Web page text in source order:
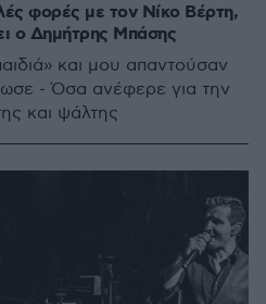
φορές με τον Νίκο Βέρτη,
ο Δημήτρης Μπάσης
και μου απαντούσαν
- Όσα ανέφερε για την
και ψάλτης